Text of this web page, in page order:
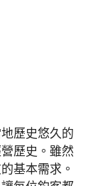
歷史悠久的
歷史。雖然
基本需求。